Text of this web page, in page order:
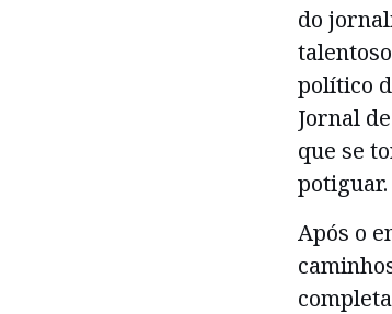
do
político
Jornal
que se
potiguar.
Após o